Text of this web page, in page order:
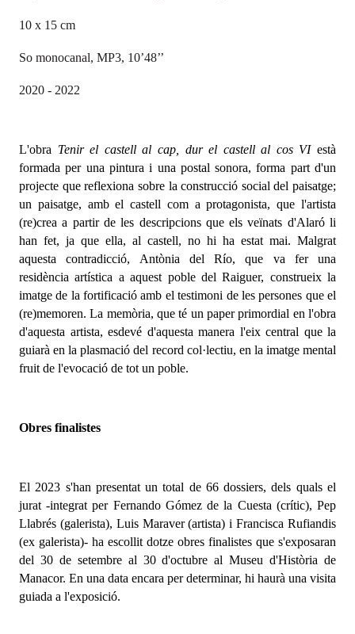
10 x 15 cm
So monocanal, MP3, 10’48’’
2020 - 2022
L'obra Tenir el castell al cap, dur el castell al cos VIestà
formada per una pintura i una postal sonora, forma part d'un
projecte quereflexiona sobre la construcció social del paisatge;
un paisatge, amb el castell com a protagonista, que l'artista
(re)crea a partir de les descripcions que els veïnats d'Alaró li
han fet, ja que ella, al castell, no hi ha estat mai. Malgrat
aquesta contradicció, Antònia del Río, que va fer una
residència artística a aquest poble del Raiguer, construeix la
imatge de la fortificació amb el testimoni de les persones que el
(re)memoren. La memòria, que té un paper primordial en l'obra
d'aquesta artista, esdevé d'aquesta manera l'eix central que la
guiarà en la plasmació del record col·lectiu, en la imatge mental
fruit de l'evocació de tot un poble.
Obres finalistes
El 2023 s'han presentat un total de 66 dossiers, dels quals el
jurat -integrat per Fernando Gómez de la Cuesta (crític), Pep
Llabrés (galerista), Luis Maraver (artista) i Francisca Rufiandis
(ex galerista)- ha escollit dotze obres finalistes que s'exposaran
del 30 de setembre al 30d'octubre al Museu d'Història de
Manacor. En una data encara per determinar, hi haurà una visita
guiada a l'exposició.